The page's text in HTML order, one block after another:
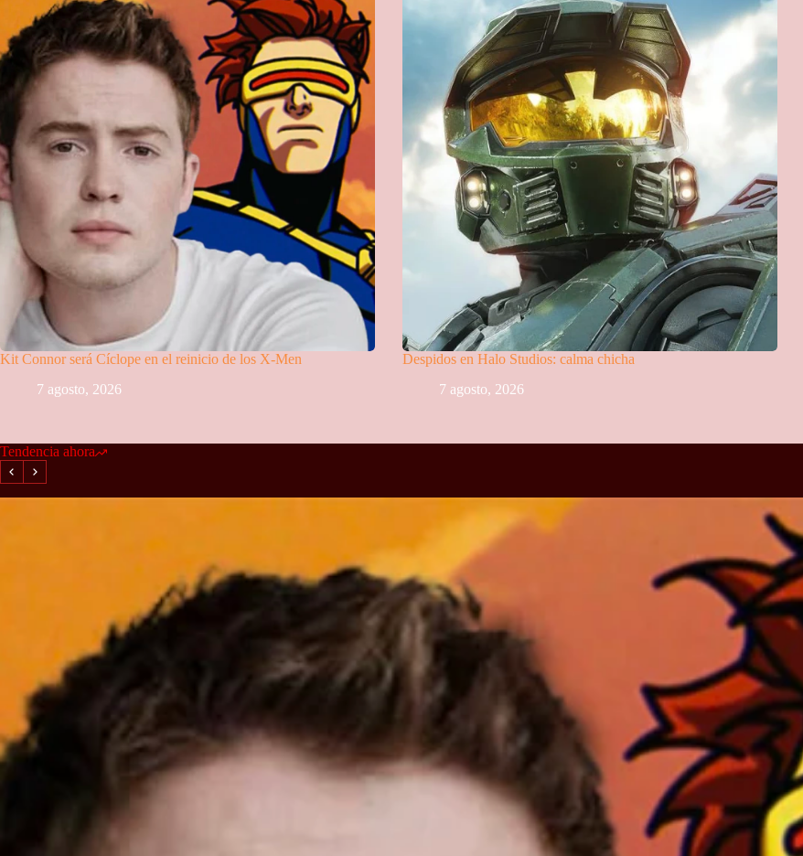
Kit Connor será Cíclope en el reinicio de los X-Men
7 agosto, 2026
Despidos en Halo Studios: calma chicha
7 agosto, 2026
Tendencia ahora